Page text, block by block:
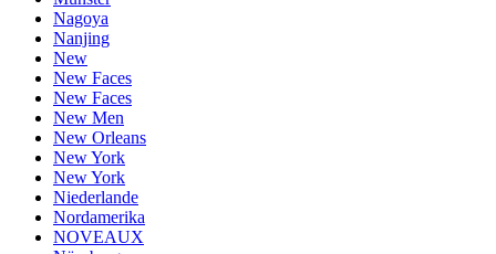
Nagoya
Nanjing
New
New Faces
New Faces
New Men
New Orleans
New York
New York
Niederlande
Nordamerika
NOVEAUX